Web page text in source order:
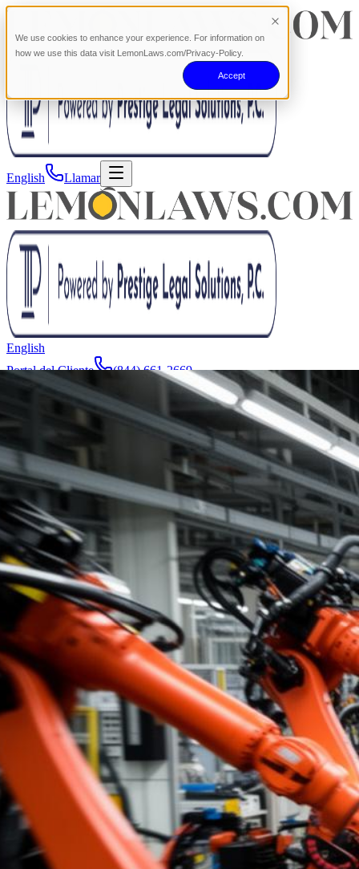
We use cookies to enhance your experience. For information on
how we use this data visit LemonLaws.com/Privacy-Policy.
Accept
English Llamar
English
Portal del Cliente
(844) 661-2669
Abogados y Equipo
Áreas de Servicio
Más
Contacto